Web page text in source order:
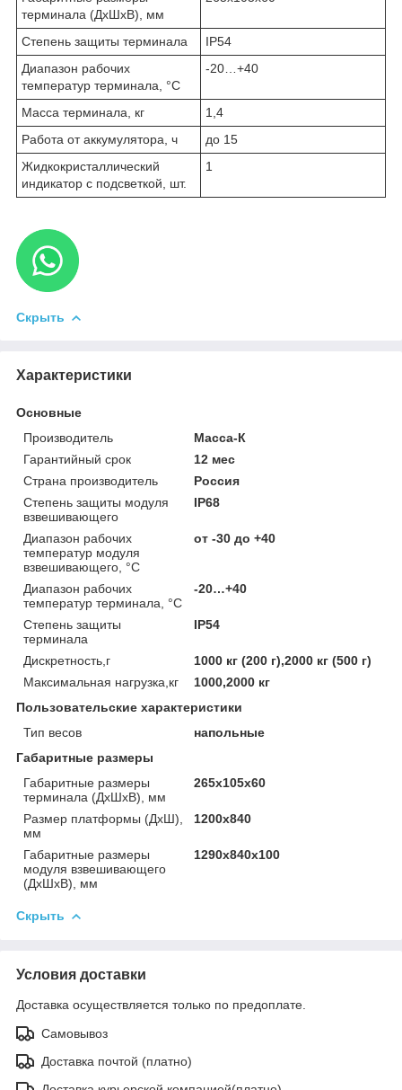
терминала (ДхШхВ), мм
Степень защиты терминала
IP54
Диапазон рабочих
температур терминала, °С
-20…+40
Масса терминала, кг
1,4
Работа от аккумулятора, ч
до 15
Жидкокристаллический
индикатор с подсветкой, шт.
1
Скрыть
Характеристики
Основные
Производитель
Масса-К
Гарантийный срок
12 мес
Страна производитель
Россия
Степень защиты модуля
взвешивающего
IP68
Диапазон рабочих
температур модуля
взвешивающего, °С
от -30 до +40
Диапазон рабочих
температур терминала, °С
-20…+40
Степень защиты
терминала
IP54
Дискретность,г
1000 кг (200 г),2000 кг (500 г)
Максимальная нагрузка,кг
1000,2000 кг
Пользовательские характеристики
Тип весов
напольные
Габаритные размеры
Габаритные размеры
терминала (ДхШхВ), мм
265x105x60
Размер платформы (ДхШ),
мм
1200х840
Габаритные размеры
модуля взвешивающего
(ДхШхВ), мм
1290х840х100
Скрыть
Условия доставки
Доставка осуществляется только по предоплате.
Самовывоз
Доставка почтой (платно)